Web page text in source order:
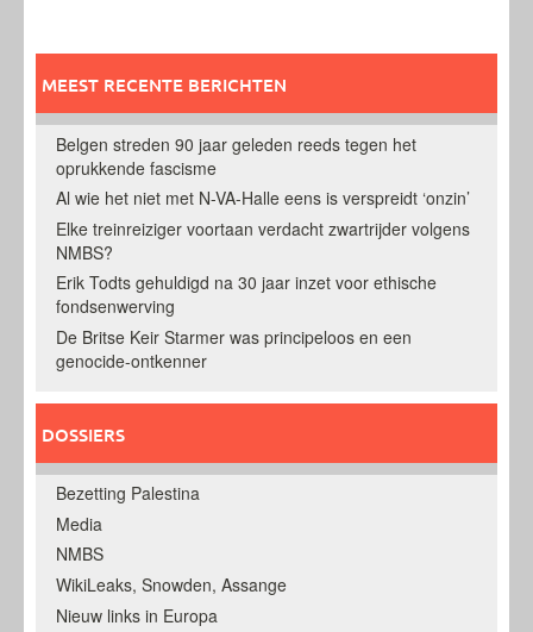
MEEST RECENTE BERICHTEN
Belgen streden 90 jaar geleden reeds tegen het
oprukkende fascisme
Al wie het niet met N-VA-Halle eens is verspreidt ‘onzin’
Elke treinreiziger voortaan verdacht zwartrijder volgens
NMBS?
Erik Todts gehuldigd na 30 jaar inzet voor ethische
fondsenwerving
De Britse Keir Starmer was principeloos en een
genocide-ontkenner
DOSSIERS
Bezetting Palestina
Media
NMBS
WikiLeaks, Snowden, Assange
Nieuw links in Europa